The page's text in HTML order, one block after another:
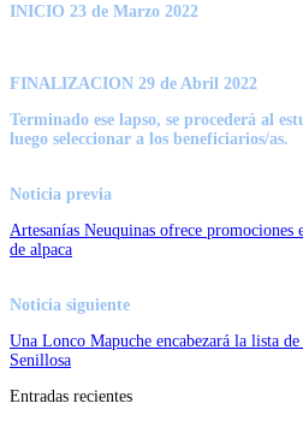
INICIO 23 de Marzo 2022
FINALIZACION 29 de Abril 2022
Terminado ese lapso, se procederá al
luego seleccionar a los beneficiarios/as.
Noticia previa
Artesanías Neuquinas ofrece promociones
de alpaca
Noticia siguiente
Una Lonco Mapuche encabezará la lista
Senillosa
Entradas recientes